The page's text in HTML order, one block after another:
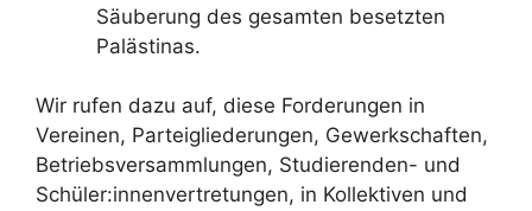
Säuberung des gesamten besetzten
Palästinas.
Wir rufen dazu auf, diese Forderungen in
Vereinen, Parteigliederungen, Gewerkschaften,
Betriebsversammlungen, Studierenden- und
Schüler:innenvertretungen, in Kollektiven und